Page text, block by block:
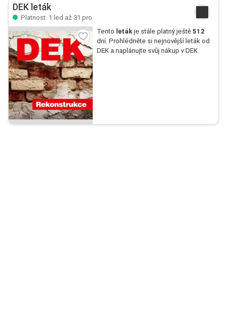
DEK leták
Platnost: 1 led až 31 pro
Tento letákje stále platný ještě 512
dní. Prohlédněte si nejnovější leták od
DEK a naplánujte svůj nákup v DEK.